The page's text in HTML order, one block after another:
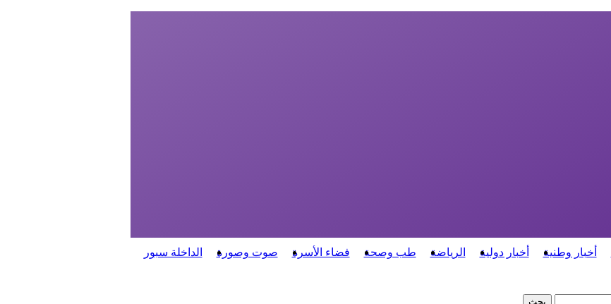
أخبار وطنية أخبار دولية الرياضة طب وصحة فضاء الأسرة صوت وصورة الداخلة سبور